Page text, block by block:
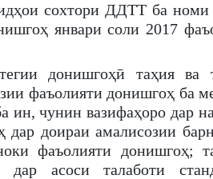
сохтори ДДТТ ба
январи соли 2017
донишгоҳӣ таҳия ва
фаъолияти донишгоҳ ба
ин, чунин вазифаҳоро дар
дар доираи амалисозии
фаъолияти донишгоҳ;
асоси талаботи